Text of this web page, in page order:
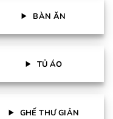
BÀN ĂN
TỦ ÁO
GHẾ THƯ GIẢN